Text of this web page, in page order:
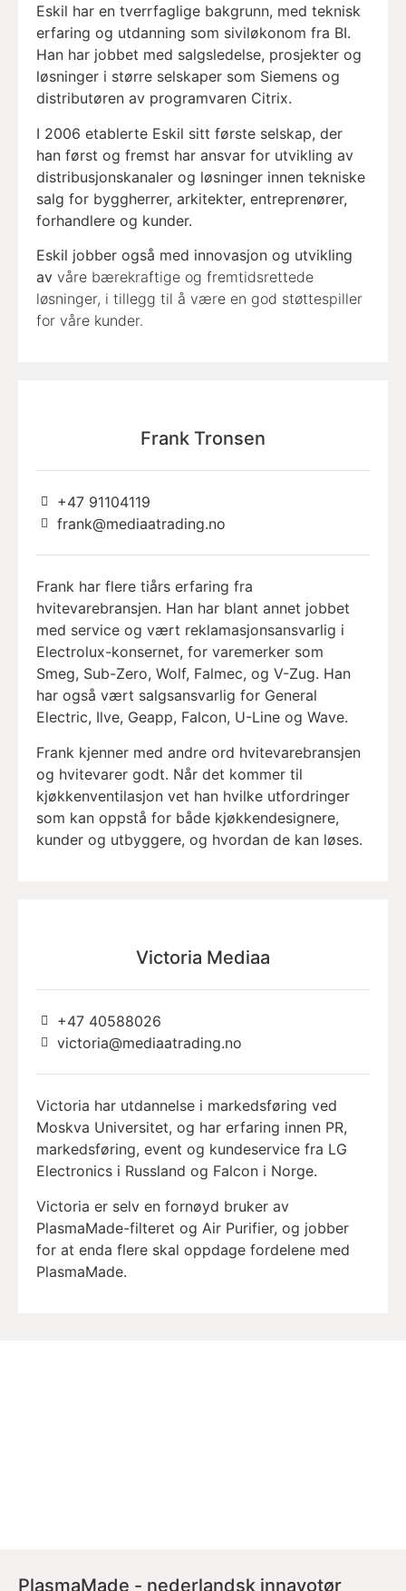
Eskil har en tverrfaglige bakgrunn, med teknisk
erfaring og utdanning som siviløkonom fra BI.
Han har jobbet med salgsledelse, prosjekter og
løsninger i større selskaper som Siemens og
distributøren av programvaren Citrix.
I 2006 etablerte Eskil sitt første selskap, der
han først og fremst har ansvar for utvikling av
distribusjonskanaler og løsninger innen tekniske
salg for byggherrer, arkitekter, entreprenører,
forhandlere og kunder.
Eskil jobber også med innovasjon og utvikling
av våre bærekraftige og fremtidsrettede
løsninger, i tillegg til å være en god støttespiller
for våre kunder.
Frank Tronsen
+47 91104119
frank@mediaatrading.no
Frank har flere tiårs erfaring fra
hvitevarebransjen. Han har blant annet jobbet
med service og vært reklamasjonsansvarlig i
Electrolux-konsernet, for varemerker som
Smeg, Sub-Zero, Wolf, Falmec, og V-Zug. Han
har også vært salgsansvarlig for General
Electric, Ilve, Geapp, Falcon, U-Line og Wave.
Frank kjenner med andre ord hvitevarebransjen
og hvitevarer godt. Når det kommer til
kjøkkenventilasjon vet han hvilke utfordringer
som kan oppstå for både kjøkkendesignere,
kunder og utbyggere, og hvordan de kan løses.
Victoria Mediaa
+47 40588026
victoria@mediaatrading.no
Victoria har utdannelse i markedsføring ved
Moskva Universitet, og har erfaring innen PR,
markedsføring, event og kundeservice fra LG
Electronics i Russland og Falcon i Norge.
Victoria er selv en fornøyd bruker av
PlasmaMade-filteret og Air Purifier, og jobber
for at enda flere skal oppdage fordelene med
PlasmaMade.
PlasmaMade - nederlandsk innavotør